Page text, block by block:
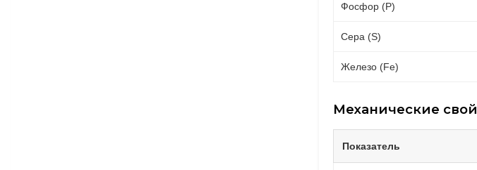
Фосфор (P)
Сера (S)
Железо (Fe)
Механические
Показатель